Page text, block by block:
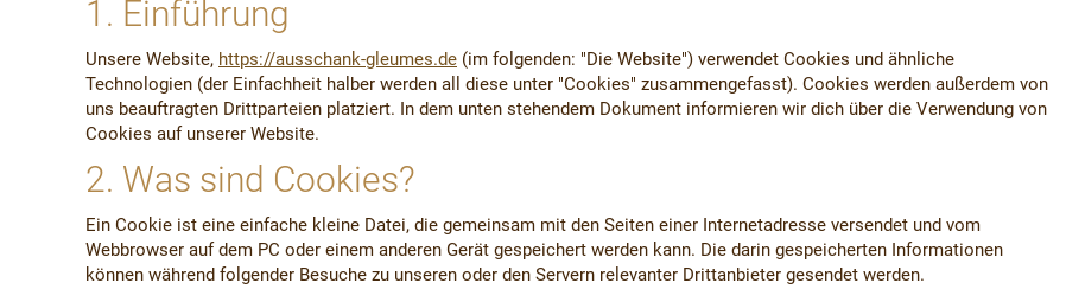
1. Einführung
Unsere Website, https://ausschank-gleumes.de (im folgenden: "Die Website") verwendet Cookies und ähnliche
Technologien (der Einfachheit halber werden all diese unter "Cookies" zusammengefasst). Cookies werden außerdem von
uns beauftragten Drittparteien platziert. In dem unten stehendem Dokument informieren wir dich über die Verwendung von
Cookies auf unserer Website.
2. Was sind Cookies?
Ein Cookie ist eine einfache kleine Datei, die gemeinsam mit den Seiten einer Internetadresse versendet und vom
Webbrowser auf dem PC oder einem anderen Gerät gespeichert werden kann. Die darin gespeicherten Informationen
können während folgender Besuche zu unseren oder den Servern relevanter Drittanbieter gesendet werden.